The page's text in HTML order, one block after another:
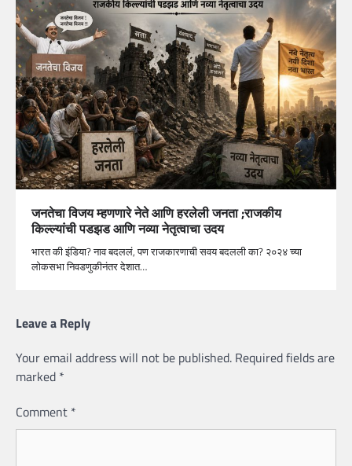
जनतेचा विजय म्हणणारे नेते आणि हरलेली जनता ;राजकीय
किल्ल्यांची पडझड आणि नव्या नेतृत्वाचा उदय
भारत की इंडिया? नाव बदललं, पण राजकारणाची सवय बदलली का? २०२४ च्या
लोकसभा निवडणुकीनंतर देशात…
Leave a Reply
Your email address will not be published. Required fields are
marked *
Comment *